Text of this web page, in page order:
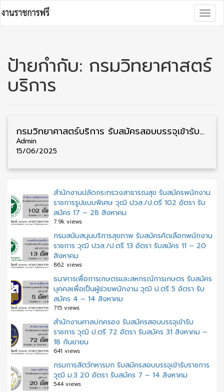
to
content
ป้ายกำกับ: กรมวิทยาศาสตร์
บริการ
กรมวิทยาศาสตร์บริการ รับสมัครสอบบรรจุเข้ารับราชการ วุฒิ ป.ตรี 4 อัตรา รับสมัคร 11 มิถุนายน – 1 กรกฎาคม
Admin
15/06/2025
สำนักงานปลัดกระทรวงสาธารณสุข รับสมัครพนักงาน
ราชการรูปแบบพิเศษ วุฒิ ปวส./ป.ตรี 102 อัตรา รับ
สมัคร 17 – 28 สิงหาคม
7.9k views
กรมสนับสนุนบริการสุขภาพ รับสมัครคัดเลือกพนักงาน
ราชการ วุฒิ ปวส./ป.ตรี 13 อัตรา รับสมัคร 11 – 20
สิงหาคม
862 views
ธนาคารเพื่อการเกษตรและสหกรณ์การเกษตร รับสมัคร
บุคคลเพื่อเป็นผู้ช่วยพนักงาน วุฒิ ป.ตรี 5 อัตรา รับ
สมัคร 4 – 14 สิงหาคม
715 views
สํานักงานศาลปกครอง รับสมัครสอบบรรจุเข้ารับ
ราชการ วุฒิ ป.ตรี 72 อัตรา รับสมัคร 31 สิงหาคม –
18 กันยายน
641 views
กรมการสัตว์ทหารบก รับสมัครสอบบรรจุเข้ารับราชการ
วุฒิ ม.3 20 อัตรา รับสมัคร 7 – 14 สิงหาคม
544 views